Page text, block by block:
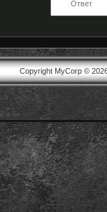
Copyright MyCorp ©